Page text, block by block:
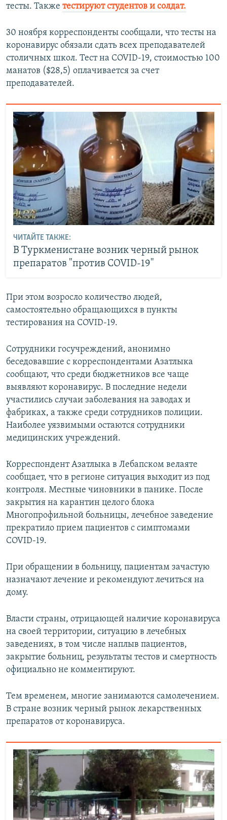
тесты. Также тестируют студентов и солдат.
30 ноября корреспонденты сообщали, что тесты на
коронавирус обязали сдать всех преподавателей
столичных школ. Тест на COVID-19, стоимостью 100
манатов ($28,5) оплачивается за счет
преподавателей.
ЧИТАЙТЕ ТАКЖЕ:
В Туркменистане возник черный рынок
препаратов "против COVID-19"
При этом возросло количество людей,
самостоятельно обращающихся в пункты
тестирования на COVID-19.
Сотрудники госучреждений, анонимно
беседовавшие с корреспондентами Азатлыка
сообщают, что среди бюджетников все чаще
выявляют коронавирус. В последние недели
участились случаи заболевания на заводах и
фабриках, а также среди сотрудников полиции.
Наиболее уязвимыми остаются сотрудники
медицинских учреждений.
Корреспондент Азатлыка в Лебапском велаяте
сообщает, что в регионе ситуация выходит из под
контроля. Местные чиновники в панике. После
закрытия на карантин целого блока
Многопрофильной больницы, лечебное заведение
прекратило прием пациентов с симптомами
COVID-19.
При обращении в больницу, пациентам зачастую
назначают лечение и рекомендуют лечиться на
дому.
Власти страны, отрицающей наличие коронавируса
на своей территории, ситуацию в лечебных
заведениях, в том числе наплыв пациентов,
закрытие больниц, результаты тестов и смертность
официально не комментируют.
Тем временем, многие занимаются самолечением.
В стране возник черный рынок лекарственных
препаратов от коронавируса.